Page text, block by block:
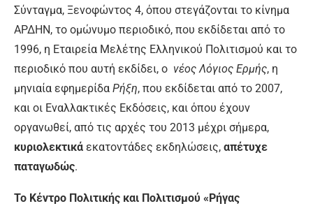
Σύνταγμα, Ξενοφώντος 4, όπου στεγάζονται το κίνημα
ΑΡΔΗΝ, το ομώνυμο περιοδικό, που εκδίδεται από το
1996, η Εταιρεία Μελέτης Ελληνικού Πολιτισμού και το
περιοδικό που αυτή εκδίδει, ο νέος Λόγιος Ερμής, η
μηνιαία εφημερίδα Ρήξη, που εκδίδεται από το 2007,
και οι Εναλλακτικές Εκδόσεις, και όπου έχουν
οργανωθεί, από τις αρχές του 2013 μέχρι σήμερα,
κυριολεκτικά εκατοντάδες εκδηλώσεις, απέτυχε
παταγωδώς.
Το Κέντρο Πολιτικής και Πολιτισμού «Ρήγας